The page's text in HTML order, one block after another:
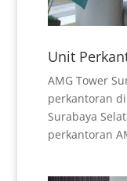
Unit
AMG Tower
perkantoran
Surabaya
perkantoran